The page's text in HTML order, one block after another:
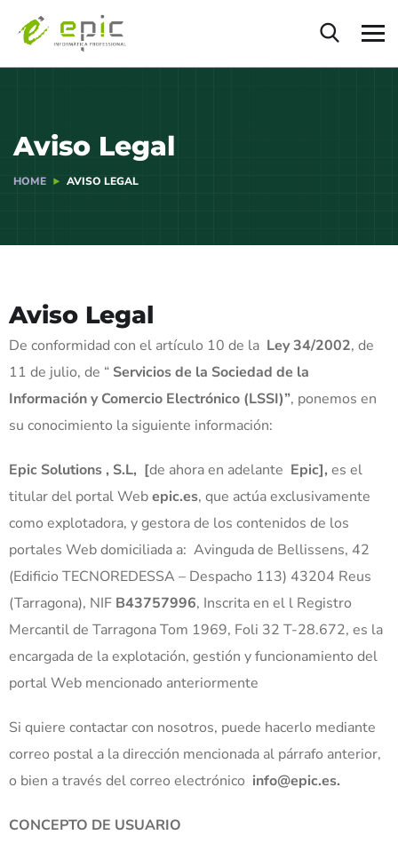
Aviso Legal
HOME AVISO LEGAL
Aviso Legal
De conformidad con el artículo 10 de la Ley 34/2002, de
11 de julio, de “ Servicios de la Sociedad de la
Información y Comercio Electrónico (LSSI)”, ponemos en
su conocimiento la siguiente información:
Epic Solutions , S.L, [de ahora en adelante Epic], es el
titular del portal Webepic.es, que actúa exclusivamente
como explotadora, y gestora de los contenidos de los
portales Web domiciliada a: Avinguda de Bellissens, 42
(Edificio TECNOREDESSA – Despacho 113) 43204 Reus
(Tarragona), NIF B43757996, Inscrita en el l Registro
Mercantil de Tarragona Tom 1969, Foli 32 T-28.672, es la
encargada de la explotación, gestión y funcionamiento del
portal Web mencionado anteriormente
Si quiere contactar con nosotros, puede hacerlo mediante
correo postal a la dirección mencionada al párrafo anterior,
o bien a través del correo electrónico info@epic.es.
CONCEPTO DE USUARIO